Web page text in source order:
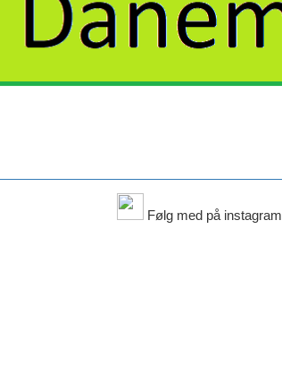
Følg med på instagram